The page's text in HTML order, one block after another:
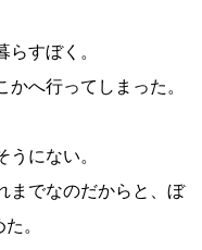
らすぼく。
へ行ってしまった。
にない。
までなのだからと、ぼ
。